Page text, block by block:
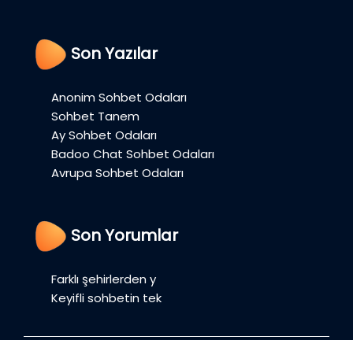
Son Yazılar
Anonim Sohbet Odaları
Sohbet Tanem
Ay Sohbet Odaları
Badoo Chat Sohbet Odaları
Avrupa Sohbet Odaları
Son Yorumlar
Farklı şehirlerden y
Keyifli sohbetin tek